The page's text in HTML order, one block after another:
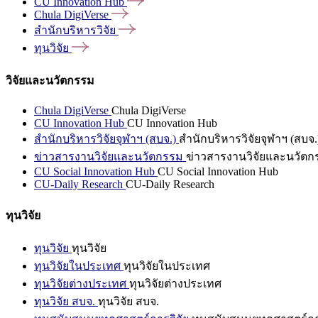
Chula DigiVerse
สำนักบริหารวิจัย
ทุนวิจัย
วิจัยและนวัตกรรม
Chula DigiVerse Chula DigiVerse
CU Innovation Hub CU Innovation Hub
สำนักบริหารวิจัยจุฬาฯ (สบจ.) สำนักบริหารวิจัยจุฬาฯ (สบจ
ข่าวสารงานวิจัยและนวัตกรรม ข่าวสารงานวิจัยและนวัตก
CU Social Innovation Hub CU Social Innovation Hub
CU-Daily Research CU-Daily Research
ทุนวิจัย
ทุนวิจัย ทุนวิจัย
ทุนวิจัยในประเทศ ทุนวิจัยในประเทศ
ทุนวิจัยต่างประเทศ ทุนวิจัยต่างประเทศ
ทุนวิจัย สบจ. ทุนวิจัย สบจ.